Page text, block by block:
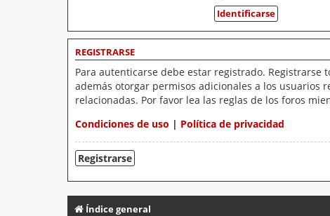
REGISTRARSE
Para autenticarse debe estar registrado.
además otorgar permisos adicionales a los usuarios
relacionadas. Por favor lea las reglas de los foros
Condiciones de uso | Política de privacidad
Registrarse
Índice general